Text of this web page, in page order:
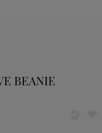
BEANIE